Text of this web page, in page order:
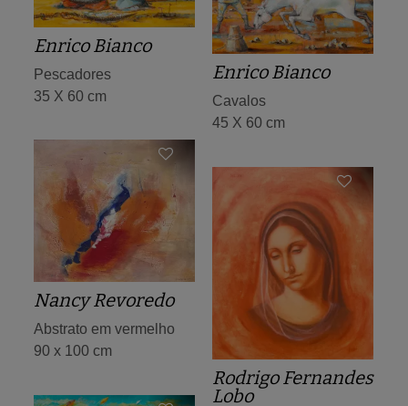
Enrico Bianco
Pescadores
35 X 60 cm
Enrico Bianco
Cavalos
45 X 60 cm
Nancy Revoredo
Abstrato em vermelho
90 x 100 cm
Rodrigo Fernandes
Lobo